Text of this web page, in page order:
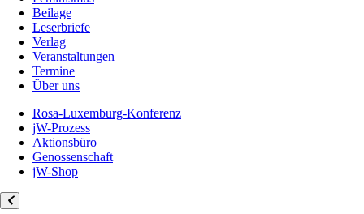
Beilage
Leserbriefe
Verlag
Veranstaltungen
Termine
Über uns
Rosa-Luxemburg-Konferenz
jW-Prozess
Aktionsbüro
Genossenschaft
jW-Shop